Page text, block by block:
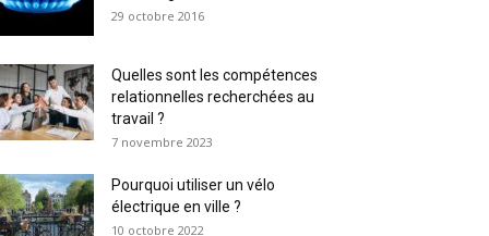
29 octobre 2016
Quelles sont les compétences
relationnelles recherchées au
travail ?
7 novembre 2023
Pourquoi utiliser un vélo
électrique en ville ?
10 octobre 2022